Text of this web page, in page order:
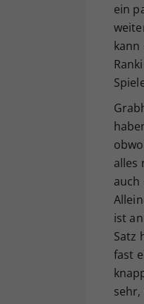
ein
alles
auch
ist
Satz
fast